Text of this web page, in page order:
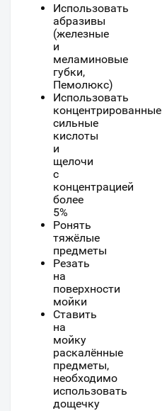
Использовать
абразивы
(железные
и
меламиновые
губки,
Пемолюкс)
Использовать
концентрированные
сильные
кислоты
и
щелочи
с
концентрацией
более
5%
Ронять
тяжёлые
предметы
Резать
на
поверхности
мойки
Ставить
на
мойку
раскалённые
предметы,
необходимо
использовать
дощечку